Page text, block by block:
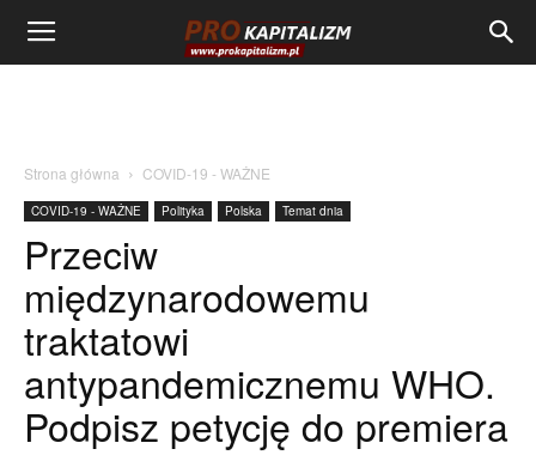
Strona główna COVID-19 - WAŻNE
COVID-19 - WAŻNE Polityka Polska Temat dnia
Przeciw
międzynarodowemu
traktatowi
antypandemicznemu WHO.
Podpisz petycję do premiera